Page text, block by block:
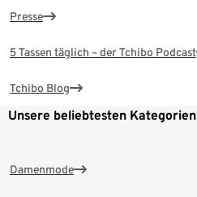
Presse
5 Tassen täglich – der Tchibo Podcast
Tchibo Blog
Unsere beliebtesten Kategorien
Damenmode